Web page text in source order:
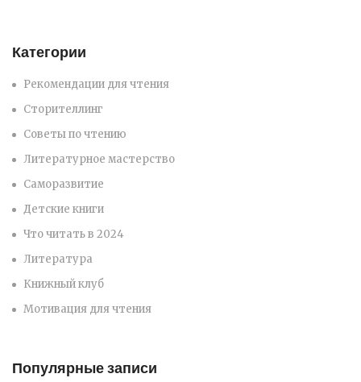
Категории
Рекомендации для чтения
Сторителлинг
Советы по чтению
Литературное мастерство
Саморазвитие
Детские книги
Что читать в 2024
Литература
Книжный клуб
Мотивация для чтения
Популярные записи